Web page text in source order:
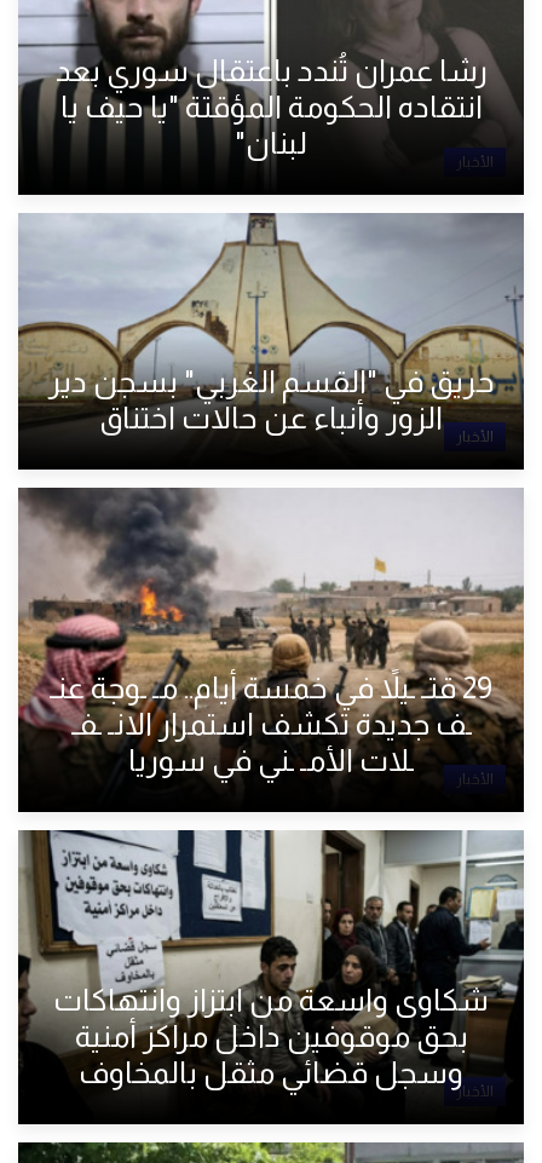
الأخبار
رشا عمران تُندد باعتقال سوري بعد
انتقاده الحكومة المؤقتة "يا حيف يا
لبنان"
الأخبار
حريق في "القسم الغربي" بسجن دير
الزور وأنباء عن حالات اختناق
الأخبار
29 قتـ ـيلاً في خمسة أيام.. مـ ـوجة عنـ
ـف جديدة تكشف استمرار الانـ ـفـ
ـلات الأمـ ـني في سوريا
الأخبار
شكاوى واسعة من ابتزاز وانتهاكات
بحق موقوفين داخل مراكز أمنية
وسجل قضائي مثقل بالمخاوف